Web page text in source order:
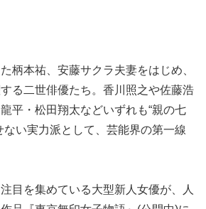
柄本祐、安藤サクラ夫妻をはじめ、
る二世俳優たち。香川照之や佐藤浩
平・松田翔太などいずれも“親の七
ない実力派として、芸能界の第一線
目を集めている大型新人女優が、人